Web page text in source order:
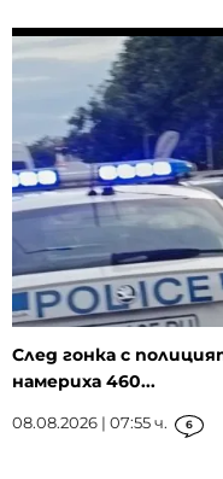
След гонка с
намериха 460...
08.08.2026 | 07:55 ч. 6